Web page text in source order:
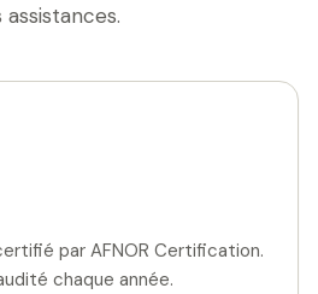
assistances.
par AFNOR Certification.
chaque année.